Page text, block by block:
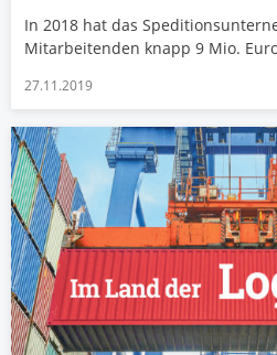
In 2018 hat das
Mitarbeitenden knapp 9 Mio.
27.11.2019